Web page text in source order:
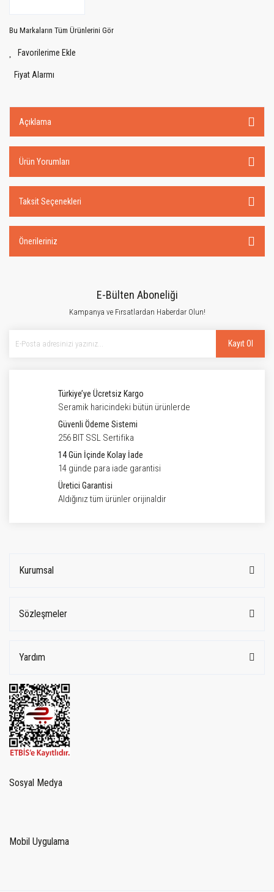
Bu Markaların Tüm Ürünlerini Gör
Fiyat Alarmı
Açıklama
Ürün Yorumları
Taksit Seçenekleri
Önerileriniz
E-Bülten Aboneliği
Kampanya ve Fırsatlardan Haberdar Olun!
Kayıt Ol
Türkiye’ye Ücretsiz Kargo
Seramik haricindeki bütün ürünlerde
Güvenli Ödeme Sistemi
256 BIT SSL Sertifika
14 Gün İçinde Kolay İade
14 günde para iade garantisi
Üretici Garantisi
Aldığınız tüm ürünler orijinaldir
Kurumsal
Sözleşmeler
Yardım
Sosyal Medya
Mobil Uygulama